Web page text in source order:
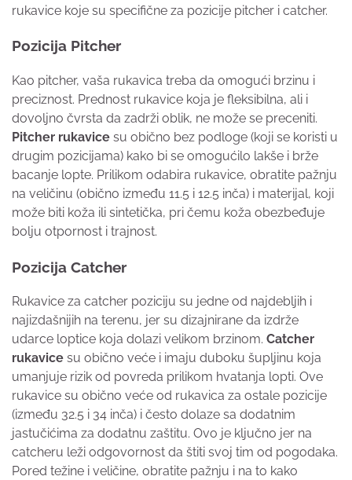
rukavice koje su specifične za pozicije pitcher i catcher.
Pozicija Pitcher
Kao pitcher, vaša rukavica treba da omogući brzinu i
preciznost. Prednost rukavice koja je fleksibilna, ali i
dovoljno čvrsta da zadrži oblik, ne može se preceniti.
Pitcher rukavice su obično bez podloge (koji se koristi u
drugim pozicijama) kako bi se omogućilo lakše i brže
bacanje lopte. Prilikom odabira rukavice, obratite pažnju
na veličinu (obično između 11.5 i 12.5 inča) i materijal, koji
može biti koža ili sintetička, pri čemu koža obezbeđuje
bolju otpornost i trajnost.
Pozicija Catcher
Rukavice za catcher poziciju su jedne od najdebljih i
najizdašnijih na terenu, jer su dizajnirane da izdrže
udarce loptice koja dolazi velikom brzinom. Catcher
rukavice su obično veće i imaju duboku šupljinu koja
umanjuje rizik od povreda prilikom hvatanja lopti. Ove
rukavice su obično veće od rukavica za ostale pozicije
(između 32.5 i 34 inča) i često dolaze sa dodatnim
jastučićima za dodatnu zaštitu. Ovo je ključno jer na
catcheru leži odgovornost da štiti svoj tim od pogodaka.
Pored težine i veličine, obratite pažnju i na to kako